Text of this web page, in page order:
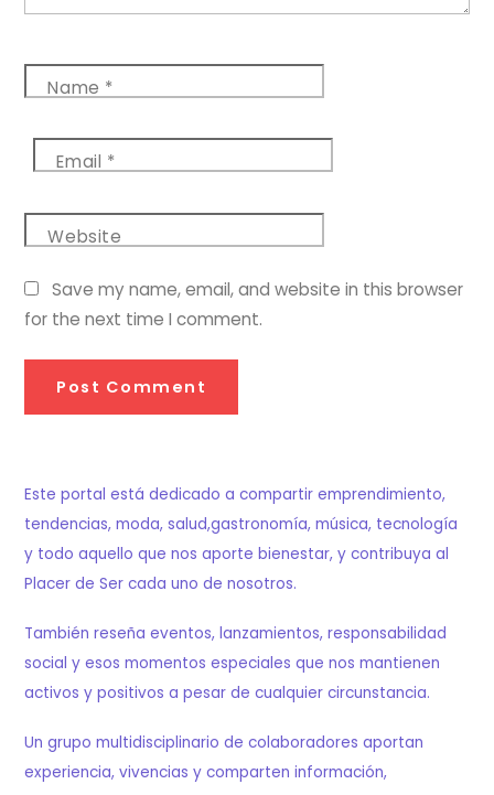
Name *
Email *
Website
Save my name, email, and website in this browser
for the next time I comment.
Este portal está dedicado a compartir emprendimiento,
tendencias, moda, salud,gastronomía, música, tecnología
y todo aquello que nos aporte bienestar, y contribuya al
Placer de Ser cada uno de nosotros.
También reseña eventos, lanzamientos, responsabilidad
social y esos momentos especiales que nos mantienen
activos y positivos a pesar de cualquier circunstancia.
Un grupo multidisciplinario de colaboradores aportan
experiencia, vivencias y comparten información,